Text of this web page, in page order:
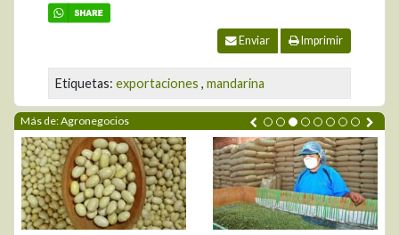
Enviar Imprimir
Etiquetas: exportaciones , mandarina
Más de: Agronegocios